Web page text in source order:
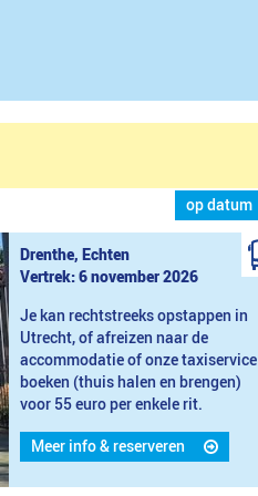
op datum
Drenthe, Echten
Vertrek: 6 november 2026
Je kan rechtstreeks opstappen in
Utrecht, of afreizen naar de
accommodatie of onze taxiservice
boeken (thuis halen en brengen)
voor 55 euro per enkele rit.
Meer info & reserveren